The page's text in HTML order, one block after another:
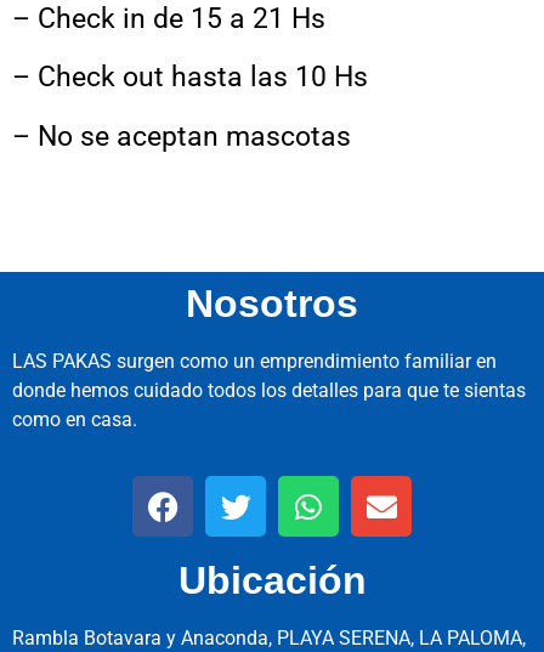
– Check in de 15 a 21 Hs
– Check out hasta las 10 Hs
– No se aceptan mascotas
Nosotros
LAS PAKAS surgen como un emprendimiento familiar en
donde hemos cuidado todos los detalles para que te sientas
como en casa.
Ubicación
Rambla Botavara y Anaconda, PLAYA SERENA, LA PALOMA,